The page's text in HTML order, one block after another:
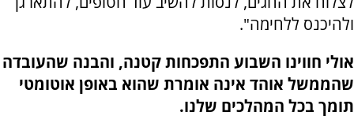
ולהיכנס ללחימה".
אולי חווינו השבוע התפכחות קטנה, והבנה שהעובדה
שהממשל אוהד אינה אומרת שהוא באופן אוטומטי
תומך בכל המהלכים שלנו.